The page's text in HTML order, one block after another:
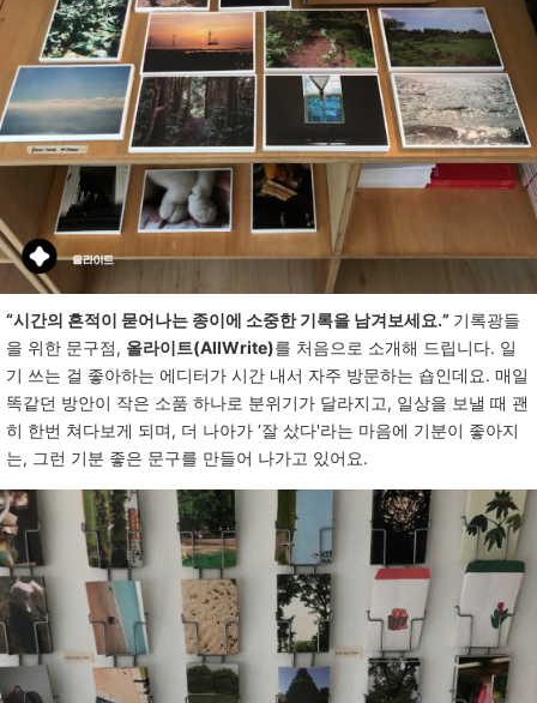
“시간의 흔적이 묻어나는 종이에 소중한 기록을 남겨보세요.” 기록광들
을 위한 문구점, 올라이트(AllWrite)를 처음으로 소개해 드립니다. 일
기 쓰는 걸 좋아하는 에디터가 시간 내서 자주 방문하는 숍인데요. 매일
똑같던 방안이 작은 소품 하나로 분위기가 달라지고, 일상을 보낼 때 괜
히 한번 쳐다보게 되며, 더 나아가 ‘잘 샀다'라는 마음에 기분이 좋아지
는, 그런 기분 좋은 문구를 만들어 나가고 있어요.